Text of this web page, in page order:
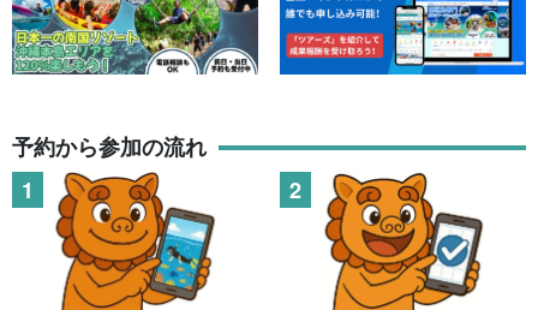
島バナナを使った焼バナナ作りを体験することができます。
くと、いい香りと音が。目でも音でも香りでも、焼きバナナ作り
を堪能できます。シナモンを振りかけてさらに香りを楽しみまし
ょう。
予約から参加の流れ